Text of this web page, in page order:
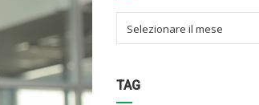
Selezionare il mese
TAG